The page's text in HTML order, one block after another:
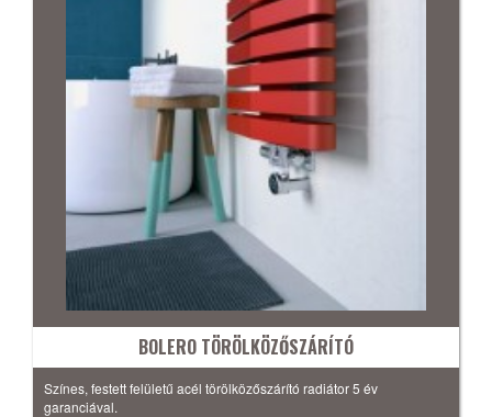
BOLERO TÖRÖLKÖZŐSZÁRÍTÓ
Színes, festett felületű acél törölközőszárító radiátor 5 év
garanciával.